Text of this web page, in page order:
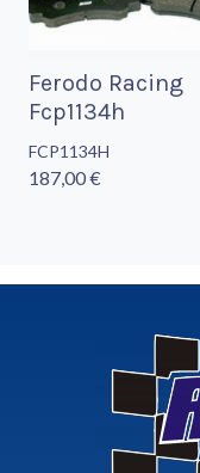
Ferodo Racing
Fcp1134h
FCP1134H
187,00 €